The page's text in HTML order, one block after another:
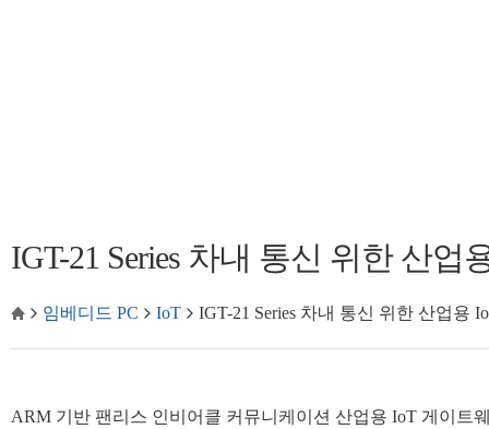
IGT-21 Series 차내 통신 위한 산업
임베디드 PC IoT IGT-21 Series 차내 통신 위한 산업용
ARM 기반 팬리스 인비어클 커뮤니케이션 산업용 IoT 게이트